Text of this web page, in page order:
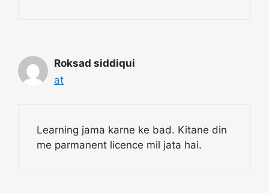
Roksad siddiqui
at
Learning jama karne ke bad. Kitane din
me parmanent licence mil jata hai.